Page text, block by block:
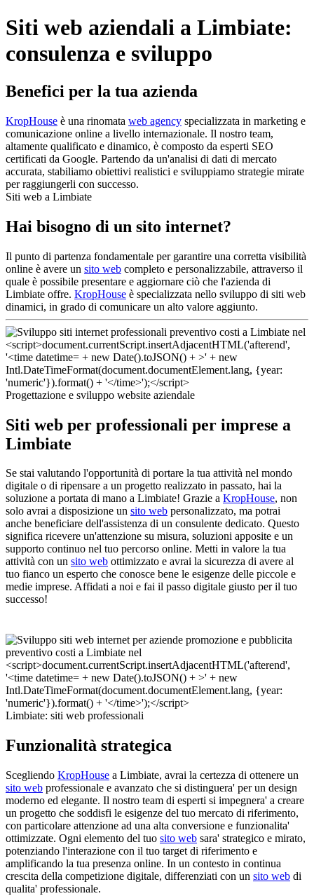
Siti web aziendali a Limbiate:
consulenza e sviluppo
Benefici per la tua azienda
KropHouse è una rinomata web agency specializzata in marketing e
comunicazione online a livello internazionale. Il nostro team,
altamente qualificato e dinamico, è composto da esperti SEO
certificati da Google. Partendo da un'analisi di dati di mercato
accurata, stabiliamo obiettivi realistici e sviluppiamo strategie mirate
per raggiungerli con successo.
Siti web a Limbiate
Hai bisogno di un sito internet?
Il punto di partenza fondamentale per garantire una corretta visibilità
online è avere un sito web completo e personalizzabile, attraverso il
quale è possibile presentare e aggiornare ciò che l'azienda di
Limbiate offre. KropHouse è specializzata nello sviluppo di siti web
dinamici, in grado di comunicare un alto valore aggiunto.
Progettazione e sviluppo website aziendale
Siti web per professionali per imprese a
Limbiate
Se stai valutando l'opportunità di portare la tua attività nel mondo
digitale o di ripensare a un progetto realizzato in passato, hai la
soluzione a portata di mano a Limbiate! Grazie a KropHouse, non
solo avrai a disposizione un sito web personalizzato, ma potrai
anche beneficiare dell'assistenza di un consulente dedicato. Questo
significa ricevere un'attenzione su misura, soluzioni apposite e un
supporto continuo nel tuo percorso online. Metti in valore la tua
attività con un sito web ottimizzato e avrai la sicurezza di avere al
tuo fianco un esperto che conosce bene le esigenze delle piccole e
medie imprese. Affidati a noi e fai il passo digitale giusto per il tuo
successo!
Limbiate: siti web professionali
Funzionalità strategica
Scegliendo KropHouse a Limbiate, avrai la certezza di ottenere un
sito web professionale e avanzato che si distinguera' per un design
moderno ed elegante. Il nostro team di esperti si impegnera' a creare
un progetto che soddisfi le esigenze del tuo mercato di riferimento,
con particolare attenzione ad una alta conversione e funzionalita'
ottimizzate. Ogni elemento del tuo sito web sara' strategico e mirato,
potenziando l'interazione con il tuo target di riferimento e
amplificando la tua presenza online. In un contesto in continua
crescita della competizione digitale, differenziati con un sito web di
qualita' professionale.